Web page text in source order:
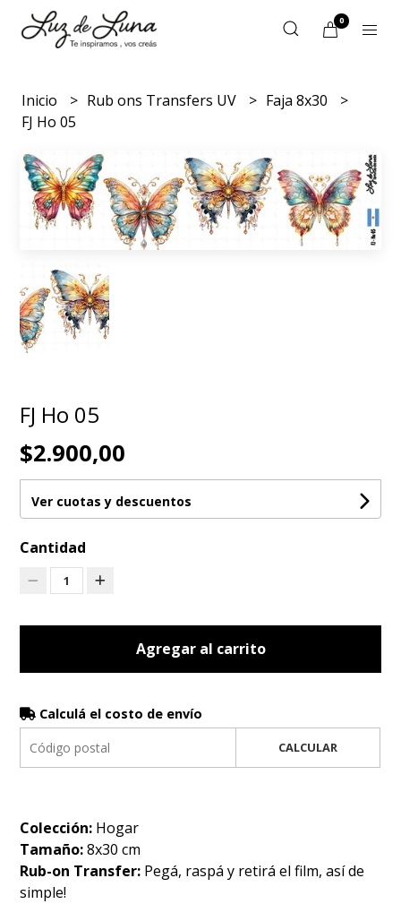
0
Inicio Rub ons Transfers UV
Faja 8x30
FJ Ho 05
FJ Ho 05
$2.900,00
Ver cuotas y descuentos
Cantidad
1
Agregar al carrito
Calculá el costo de envío
CALCULAR
Colección: Hogar
Tamaño:8x30 cm
Rub-on Transfer: Pegá, raspá y retirá el film, así de
simple!